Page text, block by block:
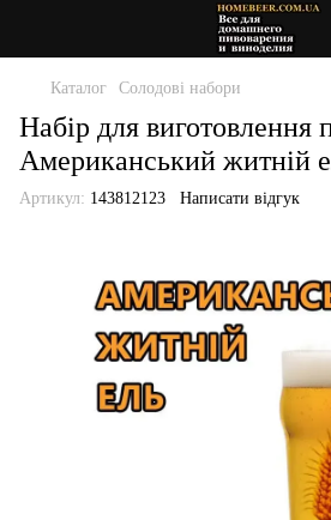
Каталог Солодові набори
Набір для виготовлення
Американський житній
Артикул: 143812123 Написати відгук